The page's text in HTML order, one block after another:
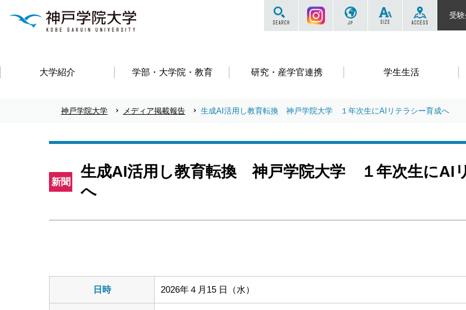
大学紹介 学部・大学院・教育 研究・産学官連携 学生生活
サイト内を検索する
Instagram SIZE
受
神戸学院大学 メディア掲載報告 生成AI活用し教育転換 神戸学院大学 １年次生にAIリテラシー育成へ
新聞
生成AI活用し教育転換 神戸学院大学 １年次生にAI
へ
日時 2026年４月15 日（水）